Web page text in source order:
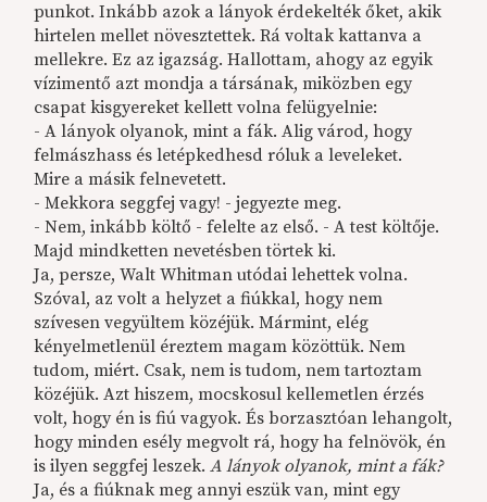
punkot. Inkább azok a lányok érdekelték őket, akik
hirtelen mellet növesztettek. Rá voltak kattanva a
mellekre. Ez az igazság. Hallottam, ahogy az egyik
vízimentő azt mondja a társának, miközben egy
csapat kisgyereket kellett volna felügyelnie:
- A lányok olyanok, mint a fák. Alig várod, hogy
felmászhass és letépkedhesd róluk a leveleket.
Mire a másik felnevetett.
- Mekkora seggfej vagy! - jegyezte meg.
- Nem, inkább költő - felelte az első. - A test költője.
Majd mindketten nevetésben törtek ki.
Ja, persze, Walt Whitman utódai lehettek volna.
Szóval, az volt a helyzet a fiúkkal, hogy nem
szívesen vegyültem közéjük. Mármint, elég
kényelmetlenül éreztem magam közöttük. Nem
tudom, miért. Csak, nem is tudom, nem tartoztam
közéjük. Azt hiszem, mocskosul kellemetlen érzés
volt, hogy én is fiú vagyok. És borzasztóan lehangolt,
hogy minden esély megvolt rá, hogy ha felnövök, én
is ilyen seggfej leszek.A lányok olyanok, mint a fák?
Ja, és a fiúknak meg annyi eszük van, mint egy